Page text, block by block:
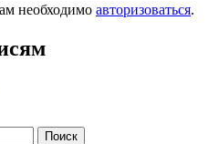
необходимо авторизоваться.